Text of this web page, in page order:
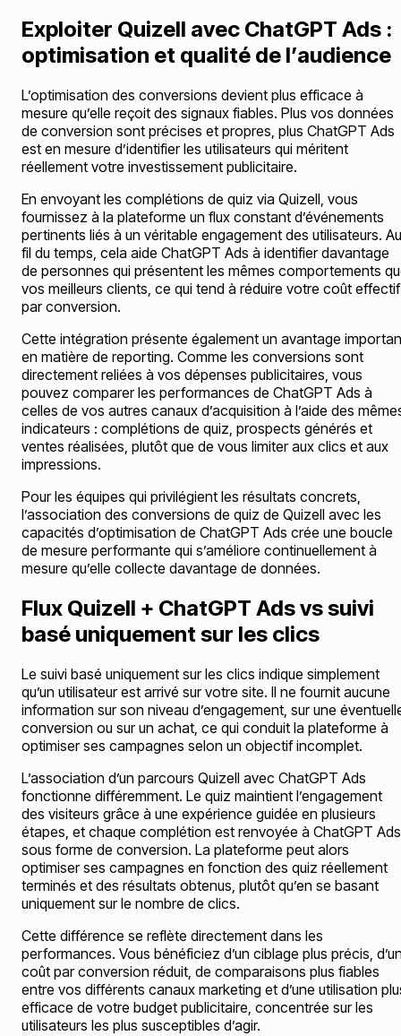
Exploiter Quizell avec ChatGPT Ads :
optimisation et qualité de l’audience
L’optimisation des conversions devient plus efficace à
mesure qu’elle reçoit des signaux fiables. Plus vos données
de conversion sont précises et propres, plus ChatGPT Ads
est en mesure d’identifier les utilisateurs qui méritent
réellement votre investissement publicitaire.
En envoyant les complétions de quiz via Quizell, vous
fournissez à la plateforme un flux constant d’événements
pertinents liés à un véritable engagement des utilisateurs. Au
fil du temps, cela aide ChatGPT Ads à identifier davantage
de personnes qui présentent les mêmes comportements
vos meilleurs clients, ce qui tend à réduire votre coût effectif
par conversion.
Cette intégration présente également un avantage
en matière de reporting. Comme les conversions sont
directement reliées à vos dépenses publicitaires, vous
pouvez comparer les performances de ChatGPT Ads à
celles de vos autres canaux d’acquisition à l’aide des
indicateurs : complétions de quiz, prospects générés et
ventes réalisées, plutôt que de vous limiter aux clics et aux
impressions.
Pour les équipes qui privilégient les résultats concrets,
l’association des conversions de quiz de Quizell avec les
capacités d’optimisation de ChatGPT Ads crée une boucle
de mesure performante qui s’améliore continuellement à
mesure qu’elle collecte davantage de données.
Flux Quizell + ChatGPT Ads vs suivi
basé uniquement sur les clics
Le suivi basé uniquement sur les clics indique simplement
qu’un utilisateur est arrivé sur votre site. Il ne fournit aucune
information sur son niveau d’engagement, sur une
conversion ou sur un achat, ce qui conduit la plateforme à
optimiser ses campagnes selon un objectif incomplet.
L’association d’un parcours Quizell avec ChatGPT Ads
fonctionne différemment. Le quiz maintient l’engagement
des visiteurs grâce à une expérience guidée en plusieurs
étapes, et chaque complétion est renvoyée à ChatGPT Ads
sous forme de conversion. La plateforme peut alors
optimiser ses campagnes en fonction des quiz réellement
terminés et des résultats obtenus, plutôt qu’en se basant
uniquement sur le nombre de clics.
Cette différence se reflète directement dans les
performances. Vous bénéficiez d’un ciblage plus précis,
coût par conversion réduit, de comparaisons plus fiables
entre vos différents canaux marketing et d’une utilisation
efficace de votre budget publicitaire, concentrée sur les
utilisateurs les plus susceptibles d’agir.